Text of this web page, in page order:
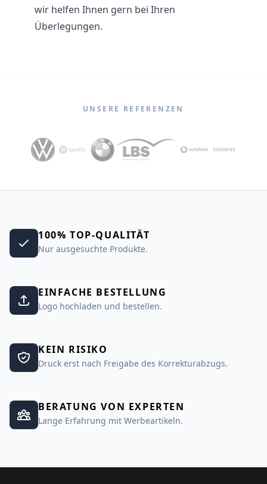
wir helfen Ihnen gern bei Ihren
Überlegungen.
UNSERE REFERENZEN
100% TOP-QUALITÄT
Nur ausgesuchte Produkte.
EINFACHE BESTELLUNG
Logo hochladen und bestellen.
KEIN RISIKO
Druck erst nach Freigabe des Korrekturabzugs.
BERATUNG VON EXPERTEN
Lange Erfahrung mit Werbeartikeln.